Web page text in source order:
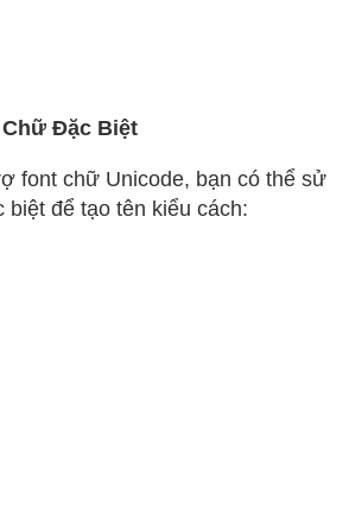
Đặc Biệt
font chữ Unicode, bạn có thể sử
biệt để tạo tên kiểu cách: